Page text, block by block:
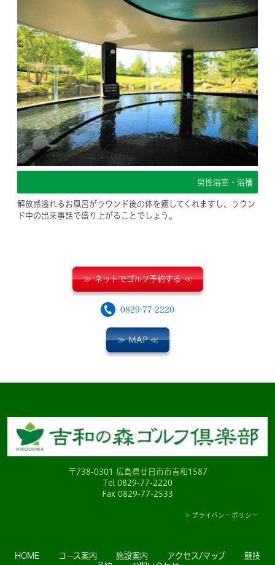
男性浴室・浴槽
解放感溢れるお風呂がラウンド後の体を癒してくれますし、ラウン
ド中の出来事話で盛り上がることでしょう。
ネットでゴルフ予約する
0829-77-2220
MAP
〒738-0301 広島県廿日市市吉和1587
Tel 0829-77-2220
Fax 0829-77-2533
> プライバシーポリシー
HOME コース案内 施設案内 アクセス/マップ
競技